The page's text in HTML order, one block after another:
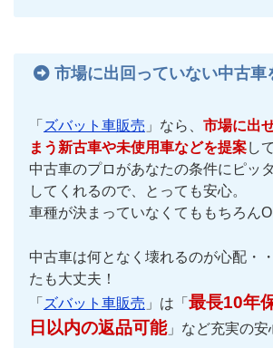
市場に出回っていない中古車
「 ズバット車販売 」なら、 市場に出
まう新古車や未使用車などを提案し
中古車のプロがあなたの条件にピッ
してくれるので、とっても安心。
車種が決まっていなくてももちろん
中古車は何となく壊れるのが心配・
たも大丈夫！
「 ズバット車販売 」は「 最長10年
日以内の返品可能」など充実の安